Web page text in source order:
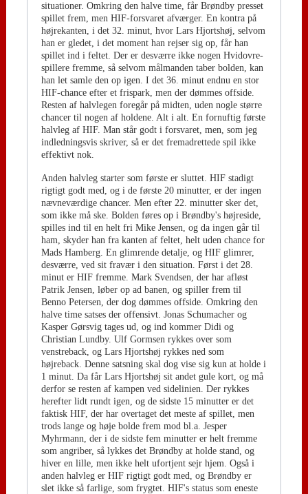
situationer. Omkring den halve time, får Brøndby presset
spillet frem, men HIF-forsvaret afværger. En kontra på
højrekanten, i det 32. minut, hvor Lars Hjortshøj, selvom
han er gledet, i det moment han rejser sig op, får han
spillet ind i feltet. Der er desværre ikke nogen Hvidovre-
spillere fremme, så selvom målmanden taber bolden, kan
han let samle den op igen. I det 36. minut endnu en stor
HIF-chance efter et frispark, men der dømmes offside.
Resten af halvlegen foregår på midten, uden nogle større
chancer til nogen af holdene. Alt i alt. En fornuftig første
halvleg af HIF. Man står godt i forsvaret, men, som jeg
indledningsvis skriver, så er det fremadrettede spil ikke
effektivt nok.
Anden halvleg starter som første er sluttet. HIF stadigt
rigtigt godt med, og i de første 20 minutter, er der ingen
nævneværdige chancer. Men efter 22. minutter sker det,
som ikke må ske. Bolden føres op i Brøndby's højreside,
spilles ind til en helt fri Mike Jensen, og da ingen går til
ham, skyder han fra kanten af feltet, helt uden chance for
Mads Hamberg. En glimrende detalje, og HIF glimrer,
desværre, ved sit fravær i den situation. Først i det 28.
minut er HIF fremme. Mark Svendsen, der har afløst
Patrik Jensen, løber op ad banen, og spiller frem til
Benno Petersen, der dog dømmes offside. Omkring den
halve time satses der offensivt. Jonas Schumacher og
Kasper Gørsvig tages ud, og ind kommer Didi og
Christian Lundby. Ulf Gormsen rykkes over som
venstreback, og Lars Hjortshøj rykkes ned som
højreback. Denne satsning skal dog vise sig kun at holde i
1 minut. Da får Lars Hjortshøj sit andet gule kort, og må
derfor se resten af kampen ved sidelinien. Der rykkes
herefter lidt rundt igen, og de sidste 15 minutter er det
faktisk HIF, der har overtaget det meste af spillet, men
trods lange og høje bolde frem mod bl.a. Jesper
Myhrmann, der i de sidste fem minutter er helt fremme
som angriber, så lykkes det Brøndby at holde stand, og
hiver en lille, men ikke helt ufortjent sejr hjem. Også i
anden halvleg er HIF rigtigt godt med, og Brøndby er
slet ikke så farlige, som frygtet. HIF's status som eneste